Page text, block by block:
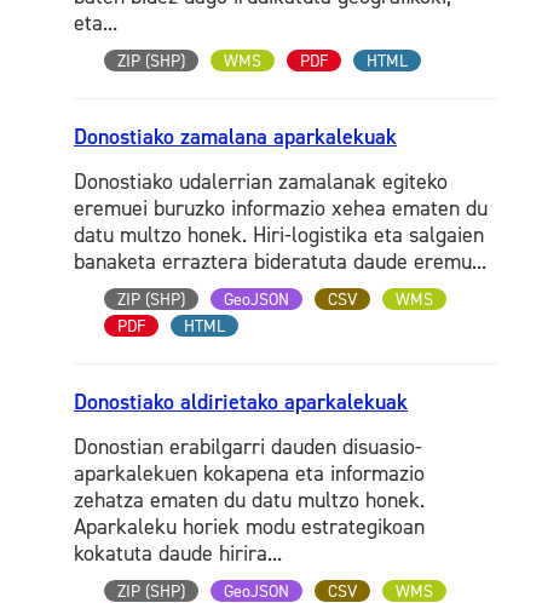
eta...
ZIP (SHP) WMS PDF HTML
Donostiako zamalana aparkalekuak
Donostiako udalerrian zamalanak egiteko
eremuei buruzko informazio xehea ematen du
datu multzo honek. Hiri-logistika eta salgaien
banaketa erraztera bideratuta daude eremu...
ZIP (SHP) GeoJSON CSV
WMS
PDF
HTML
Donostiako aldirietako aparkalekuak
Donostian erabilgarri dauden disuasio-
aparkalekuen kokapena eta informazio
zehatza ematen du datu multzo honek.
Aparkaleku horiek modu estrategikoan
kokatuta daude hirira...
ZIP (SHP) GeoJSON CSV
WMS